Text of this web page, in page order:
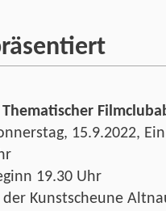
Thematischer
15.9.2022,
19.30 Uhr
der Kunstscheune